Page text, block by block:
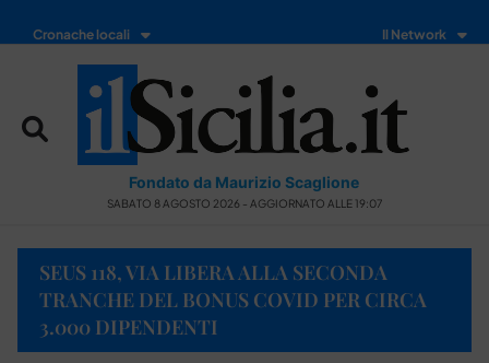
Cronache locali Il Network
Fondato da Maurizio Scaglione
SABATO 8 AGOSTO 2026 - AGGIORNATO ALLE 19:07
SEUS 118, VIA LIBERA ALLA SECONDA
TRANCHE DEL BONUS COVID PER CIRCA
3.000 DIPENDENTI